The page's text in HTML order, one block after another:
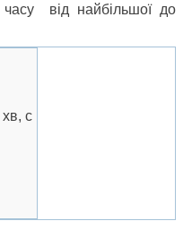
часу від найбільшої до
с